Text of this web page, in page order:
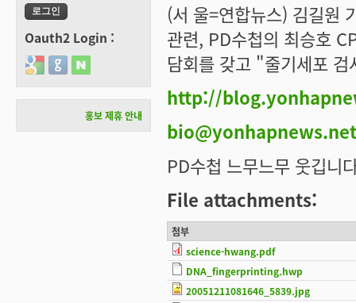
(서 울=연합뉴스) 김길원
관련, PD수첩의 최승호
담회를 갖고 "줄기세포
http://
bio@yonhapnews.net
PD수첩 느무느무 웃깁니
File attachments:
첨부
science-hwang.pdf
DNA_fingerprinting.hwp
20051211081646_5839.jpg
Oauth2 Login :
Login with Google
Login with GitHub
Login with Naver
홍보 제휴 안내